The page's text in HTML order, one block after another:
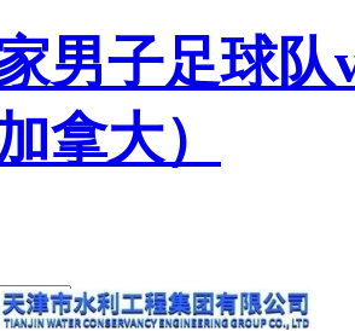
男子足球
拿大）